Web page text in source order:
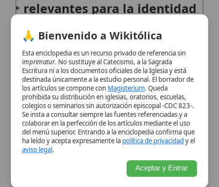
Vida religiosa y obras de
congregaciones
Patrimonio artístico y
monumental: edificios,
cultura y memorias
Una Iglesia particular con
corazón sacramental
Nota final: identidad
histórica y continuidad
prohibida su distribución en iglesias, oratorios, escuelas,
colegios o seminarios sin autorización episcopal -CDC 823-.
colaborar en la perfección de los artículos mediante el uso
del menú superior. Entrando a la enciclopedia confirma que
ha leído y acepta expresamente la política de privacidad
y el
aviso legal.
Aceptar y Entrar